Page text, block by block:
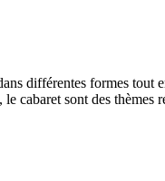
différentes formes tout
cabaret sont des thèmes